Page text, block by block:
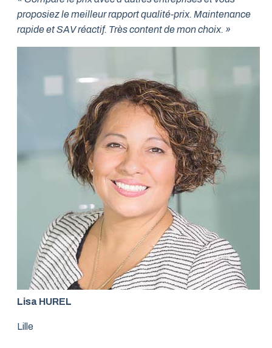
proposiez le meilleur rapport qualité-prix. Maintenance
rapide et SAV réactif. Très content de mon choix. »
Lisa HUREL
Lille